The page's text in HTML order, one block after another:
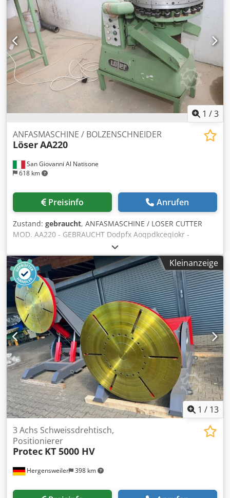
1 /3
San Giovanni Al Natisone
618 km
ANFASMASCHINE / BOLZENSCHNEIDER
LöserAA220
Preisinfo Anrufen
Zustand: gebraucht, ANFASMASCHINE / LOSER CUTTER
MOD. AA220 - GEBRAUCHT Dodpfx Aoqpdkceqiokr -
Kapazität 7500/1500 Dübel h - Kapazität 6-18 mm Dübel
Kleinanzeige
1 / 13
Hergensweiler 398 km
3 Achs Schweissdrehtisch,
Positionierer
Protec KT 5000 HV